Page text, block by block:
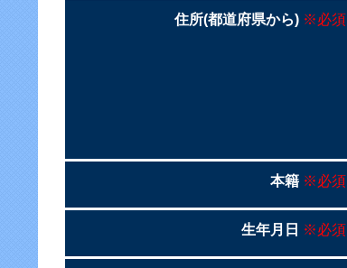
住所(都道府県から) ※必須
本籍 ※必須
生年月日 ※必須